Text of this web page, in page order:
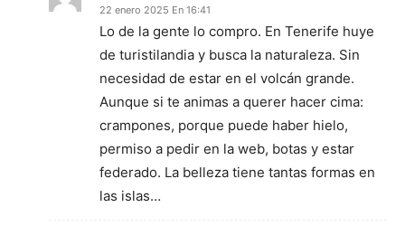
22 enero 2025 En 16:41
Lo de la gente lo compro. En Tenerife huye
de turistilandia y busca la naturaleza. Sin
necesidad de estar en el volcán grande.
Aunque si te animas a querer hacer cima:
crampones, porque puede haber hielo,
permiso a pedir en la web, botas y estar
federado. La belleza tiene tantas formas en
las islas…